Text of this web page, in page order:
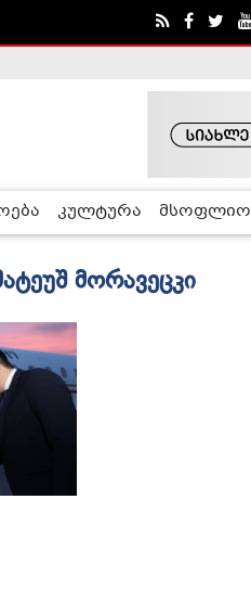
კულტურა მსოფლიო
მორავეცკი